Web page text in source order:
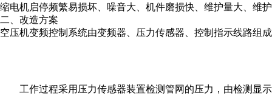
缩电机启停频繁易损坏、噪音大、机件磨损快、维护量大、维
二、改造方案
空压机变频控制系统由变频器、压力传感器、控制指示线路组
工作过程采用压力传感器装置检测管网的压力，由检测显